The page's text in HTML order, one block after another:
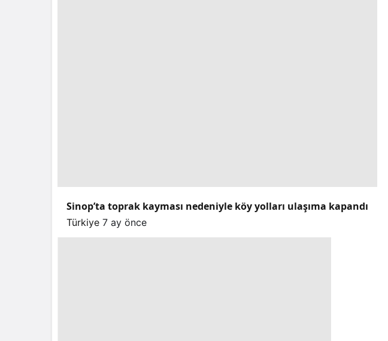
Sinop’ta toprak kayması nedeniyle köy yolları ulaşıma kapandı
Türkiye 7 ay önce